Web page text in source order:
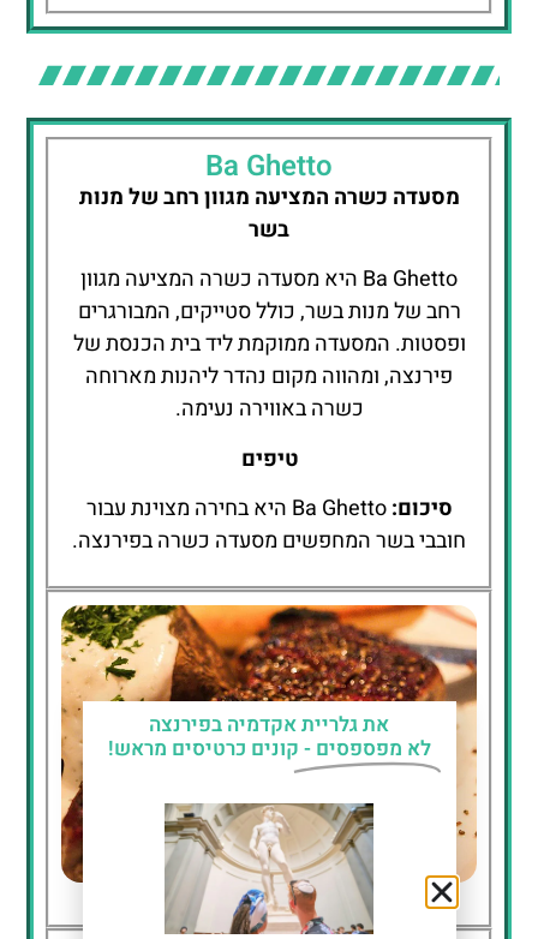
Ba Ghetto
מסעדה כשרה המציעה מגוון רחב של מנות
בשר
Ba Ghetto היא מסעדה כשרה המציעה מגוון
רחב של מנות בשר, כולל סטייקים, המבורגרים
ופסטות. המסעדה ממוקמת ליד בית הכנסת של
פירנצה, ומהווה מקום נהדר ליהנות מארוחה
כשרה באווירה נעימה.
טיפים
סיכום:
Ba Ghetto היא בחירה מצוינת עבור
חובבי בשר המחפשים מסעדה כשרה בפירנצה.
Ba Ghetto
את גלריית אקדמיה בפירנצה
לא מפספסים - קונים כרטיסים מראש!